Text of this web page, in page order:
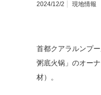
2024/12/2 現地情報
首都クアラルンプ
粥底火锅」のオー
材）。